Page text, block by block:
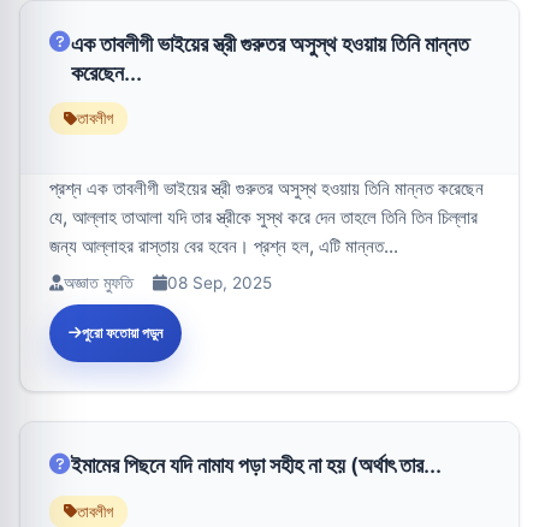
এক তাবলীগী ভাইয়ের স্ত্রী গুরুতর অসুস্থ হওয়ায় তিনি মান্নত
করেছেন...
তাবলীগ
প্রশ্ন এক তাবলীগী ভাইয়ের স্ত্রী গুরুতর অসুস্থ হওয়ায় তিনি মান্নত করেছেন
যে, আল্লাহ তাআলা যদি তার স্ত্রীকে সুস্থ করে দেন তাহলে তিনি তিন চিল্লার
জন্য আল্লাহর রাস্তায় বের হবেন। প্রশ্ন হল, এটি মান্নত...
অজ্ঞাত মুফতি 08 Sep, 2025
পুরো ফতোয়া পড়ুন
ইমামের পিছনে যদি নামায পড়া সহীহ না হয় (অর্থাৎ তার...
তাবলীগ